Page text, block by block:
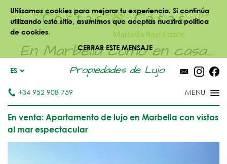
Utilizamos cookies para mejorar tu experiencia. Si continúa
utilizando este sitio, asumimos que aceptas nuestra política
de cookies.
CERRAR ESTE MENSAJE
En Marbella como en casa...
Propiedades de Lujo
ES
+34 952 908 759
En venta: Apartamento de lujo en Marbella con vistas
al mar espectacular